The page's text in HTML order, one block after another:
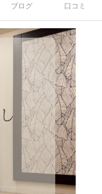
ブログ 口コミ